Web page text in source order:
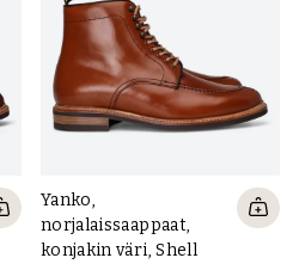
Yanko,
norjalaissaappaat,
konjakin väri, Shell